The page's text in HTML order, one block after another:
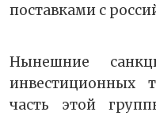
поставками с
Нынешние
инвестиционных
часть этой